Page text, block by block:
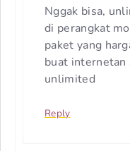
Nggak bisa,
di perangkat
paket yang
buat internetan
unlimited
Reply